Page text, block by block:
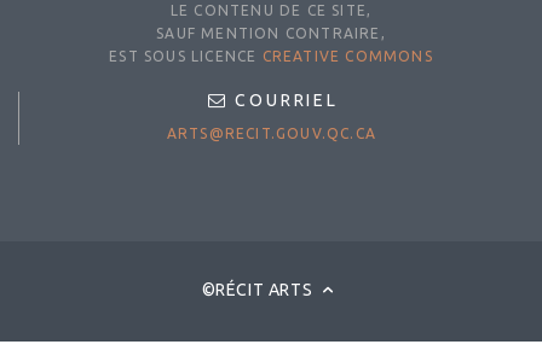
LE CONTENU DE CE SITE,
SAUF MENTION CONTRAIRE,
EST SOUS LICENCE
CREATIVE COMMONS
COURRIEL
ARTS@RECIT.GOUV.QC.CA
©RÉCIT ARTS